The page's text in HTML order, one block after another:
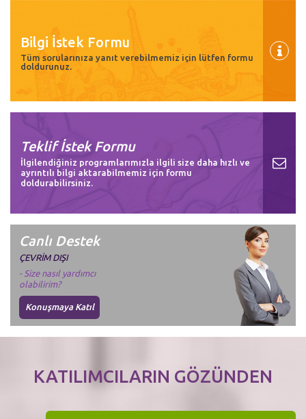
Bilgi İstek Formu
Tüm sorularınıza yanıt verebilmemiz için lütfen formu
doldurunuz.
Teklif İstek Formu
İlgilendiğiniz programlarımızla ilgili size daha hızlı ve
ayrıntılı bilgi aktarabilmemiz için formu
doldurabilirsiniz.
Canlı Destek
ÇEVRİM DIŞI
- Size nasıl yardımcı
olabilirim?
Konuşmaya Katıl
KATILIMCILARIN GÖZÜNDEN